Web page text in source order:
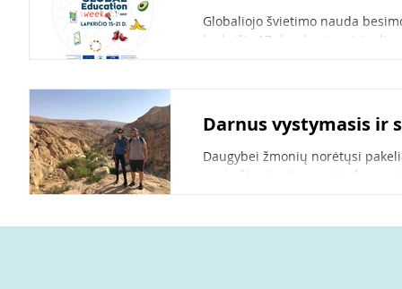
Globaliojo švietimo nauda
lapkričio 17 d. vykusios
Darnus vystymasis ir
Daugybei žmonių norėtųsi
pasiryžta atostogų metu,